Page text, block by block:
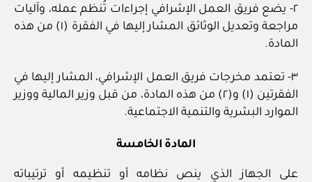
٢- يضع فريق العمل الإشرافي إجراءات تُنظم عمله، وآليات
مراجعة وتعديل الوثائق المشار إليها في الفقرة (١) من هذه
المادة.
٣- تعتمد مخرجات فريق العمل الإشرافي، المشار إليها في
الفقرتين (١) و(٢) من هذه المادة، من قبل وزير المالية ووزير
الموارد البشرية والتنمية الاجتماعية.
المادة الخامسة
على الجهاز الذي ينص نظامه أو تنظيمه أو ترتيباته